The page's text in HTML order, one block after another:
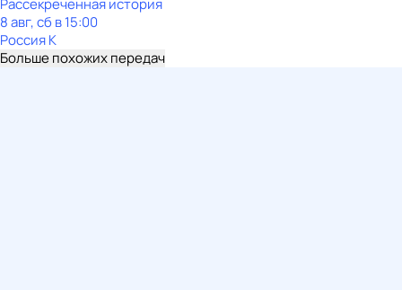
Рассекреченная история
8 авг, сб в 15:00
Россия К
Больше похожих передач